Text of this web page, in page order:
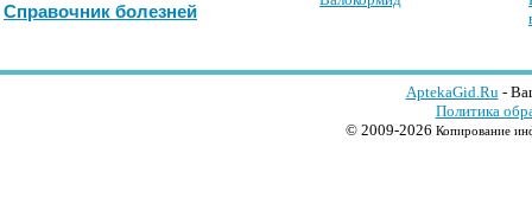
Справочник болезней
AptekaGid.Ru-
Политика
© 2009-2026 Копирование